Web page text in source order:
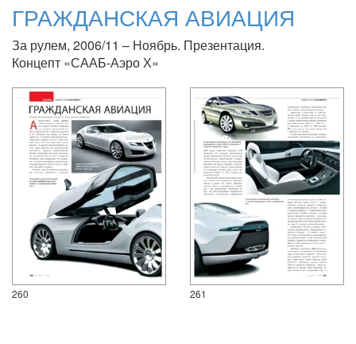
ГРАЖДАНСКАЯ АВИАЦИЯ
За рулем, 2006/11 – Ноябрь. Презентация.
Концепт «СААБ-Аэро Х»
260 261